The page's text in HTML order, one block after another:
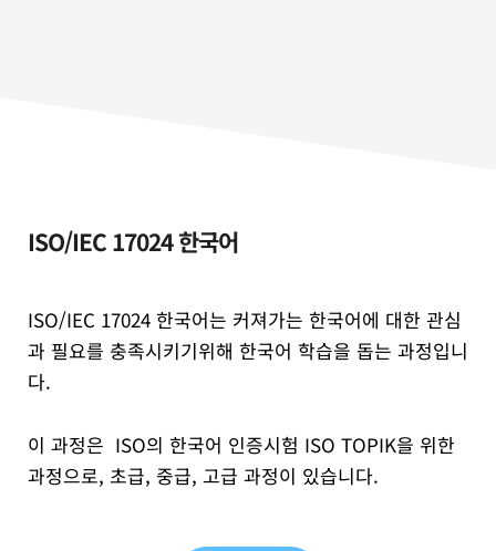
ISO/IEC 17024 한국어
ISO/IEC 17024 한국어는 커져가는 한국어에 대한 관심
과 필요를 충족시키기위해 한국어 학습을 돕는 과정입니
다.
이 과정은 ISO의 한국어 인증시험 ISO TOPIK을 위한
과정으로, 초급, 중급, 고급 과정이 있습니다.